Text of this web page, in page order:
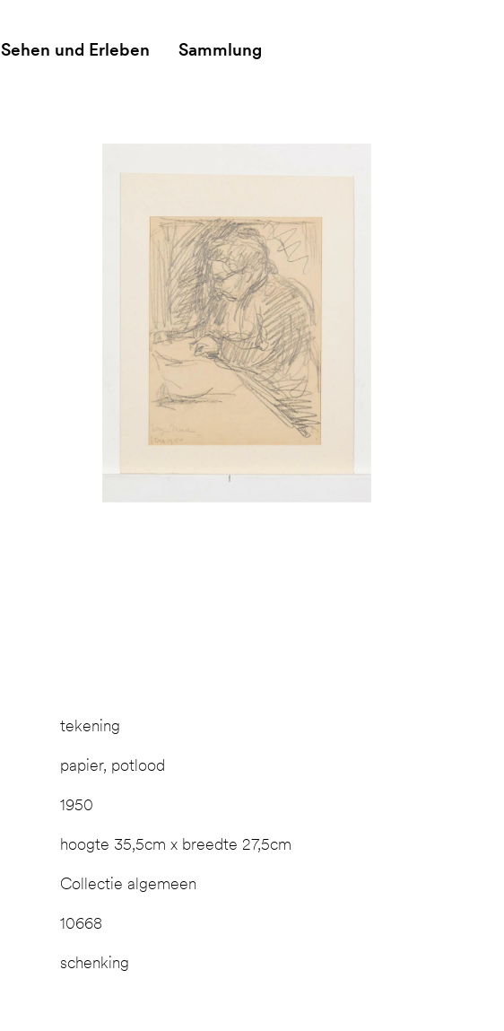
Sehen und Erleben Sammlung
tekening
papier, potlood
1950
hoogte 35,5cm x breedte 27,5cm
Collectie algemeen
10668
schenking